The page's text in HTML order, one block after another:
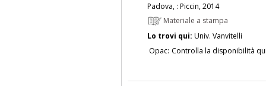
Padova, : Piccin, 2014
Materiale a stampa
Lo trovi qui: Univ. Vanvitelli
Opac: Controlla la disponibilità